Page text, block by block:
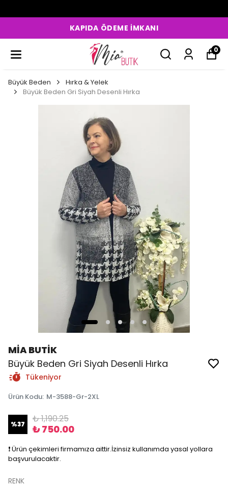
KAPIDA ÖDEME İMKANI
0
Büyük Beden
Hırka & Yelek
Büyük Beden Gri Siyah Desenli Hırka
MİA BUTİK
Büyük Beden Gri Siyah Desenli Hırka
Tükeniyor
Ürün Kodu: M-3588-Gr-2XL
%37 ₺ 1,190.25
₺ 750.00
❗️ Ürün çekimleri firmamıza aittir.İzinsiz kullanımda yasal yollara
başvurulacaktir.
RENK